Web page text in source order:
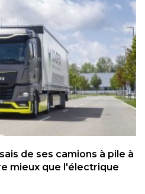
de ses camions à pile à
mieux que l'électrique